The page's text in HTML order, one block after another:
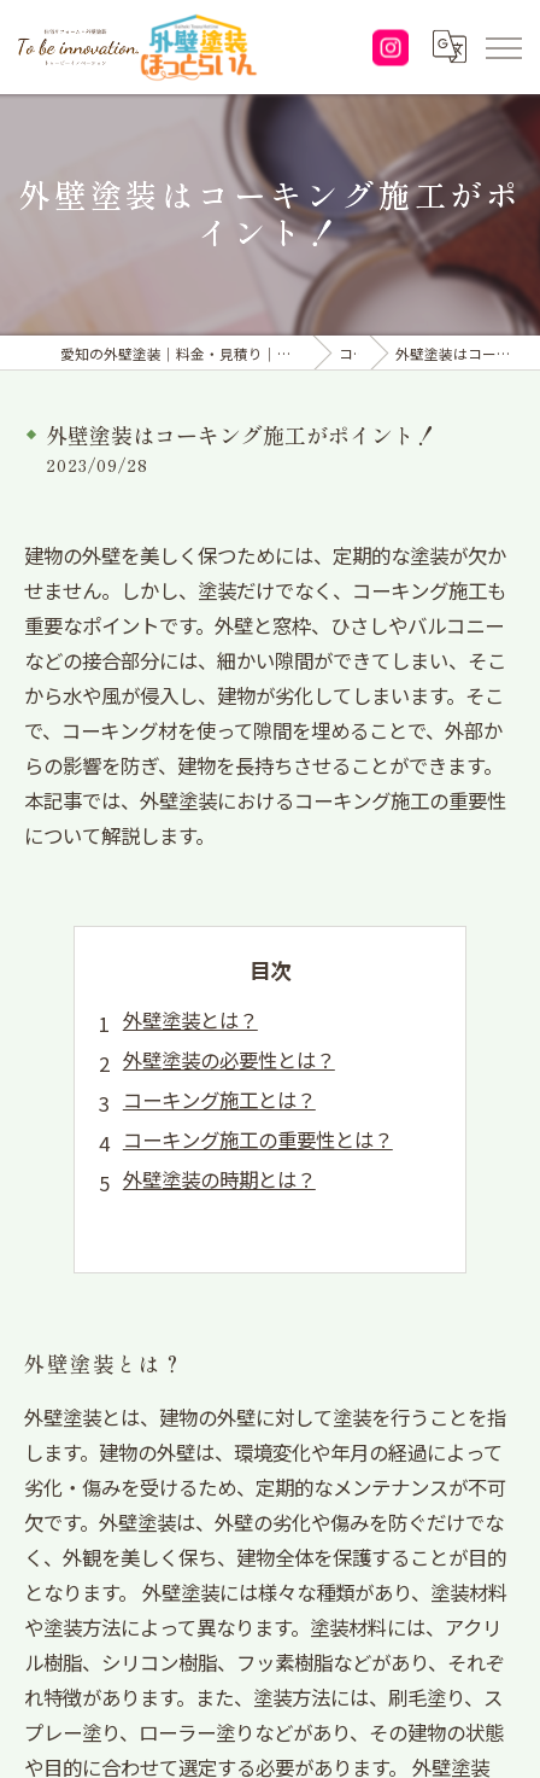
外壁塗装はコーキング施工がポ
イント！
愛知の外壁塗装｜料金・見積り｜塗り替えなら「株式会社To be innovation.」へ コラム 外壁塗装はコーキング施工がポイント！
外壁塗装はコーキング施工がポイント！
2023/09/28
建物の外壁を美しく保つためには、定期的な塗装が欠か
せません。しかし、塗装だけでなく、コーキング施工も
重要なポイントです。外壁と窓枠、ひさしやバルコニー
などの接合部分には、細かい隙間ができてしまい、そこ
から水や風が侵入し、建物が劣化してしまいます。そこ
で、コーキング材を使って隙間を埋めることで、外部か
らの影響を防ぎ、建物を長持ちさせることができます。
本記事では、外壁塗装におけるコーキング施工の重要性
について解説します。
目次
外壁塗装とは？
外壁塗装の必要性とは？
コーキング施工とは？
コーキング施工の重要性とは？
外壁塗装の時期とは？
外壁塗装とは？
外壁塗装とは、建物の外壁に対して塗装を行うことを指
します。建物の外壁は、環境変化や年月の経過によって
劣化・傷みを受けるため、定期的なメンテナンスが不可
欠です。外壁塗装は、外壁の劣化や傷みを防ぐだけでな
く、外観を美しく保ち、建物全体を保護することが目的
となります。 外壁塗装には様々な種類があり、塗装材料
や塗装方法によって異なります。塗装材料には、アクリ
ル樹脂、シリコン樹脂、フッ素樹脂などがあり、それぞ
れ特徴があります。また、塗装方法には、刷毛塗り、ス
プレー塗り、ローラー塗りなどがあり、その建物の状態
や目的に合わせて選定する必要があります。 外壁塗装